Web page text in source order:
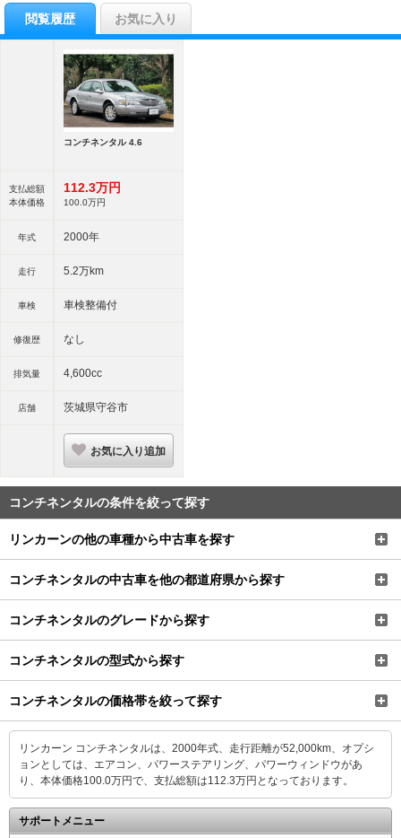
閲覧履歴 お気に入り
支払総額
本体価格
年式
走行
車検
修復歴
排気量
店舗
コンチネンタル 4.6
112.3万円
100. 0万円
2000年
5.2万km
車検整備付
なし
4,600cc
茨城県守谷市
お気に入り追加
コンチネンタルの条件を絞って探す
リンカーンの他の車種から中古車を探す
コンチネンタルの中古車を他の都道府県から探す
コンチネンタルのグレードから探す
コンチネンタルの型式から探す
コンチネンタルの価格帯を絞って探す
リンカーン コンチネンタルは、2000年式、走行距離が52,000km、オプシ
ョンとしては、エアコン、パワーステアリング、パワーウィンドウがあ
り、本体価格100.0万円で、支払総額は112.3万円となっております。
サポートメニュー